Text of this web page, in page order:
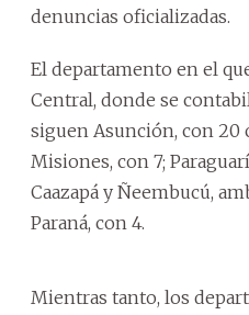
denuncias oficializadas.
El departamento en el
Central, donde se
siguen Asunción, con 20
Misiones, con 7;
Caazapá y Ñeembucú,
Paraná, con 4.
Mientras tanto, los